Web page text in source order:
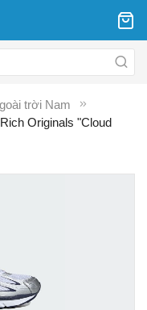
trời Nam
Originals "Cloud